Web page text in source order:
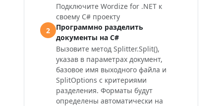
Подключите Wordize for .NET к
своему C# проекту
2
Программно разделить
документы на C#
Вызовите метод Splitter.Split(),
указав в параметрах документ,
базовое имя выходного файла и
SplitOptions с критериями
разделения. Форматы будут
определены автоматически на